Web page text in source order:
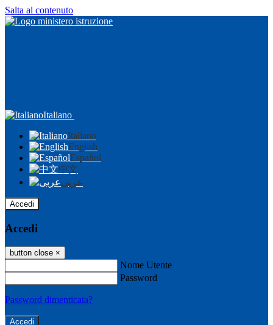
Salta al contenuto
Italiano
Italiano
English
Español
中文
عربى
Accedi
Accedi
button close ×
Nome Utente
Password
Password dimenticata?